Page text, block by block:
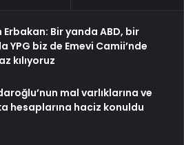
Erbakan: Bir yanda ABD, bir
YPG biz de Emevi Camii’nde
kılıyoruz
mal varlıklarına ve
hesaplarına haciz konuldu